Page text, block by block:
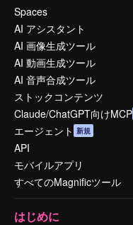
Spaces
AI アシスタント
AI 画像生成ツール
AI 動画生成ツール
AI 音声合成ツール
ストックコンテンツ
Claude/ChatGPT向けMCP
エージェント 新規
API
モバイルアプリ
すべてのMagnificツール
はじめに